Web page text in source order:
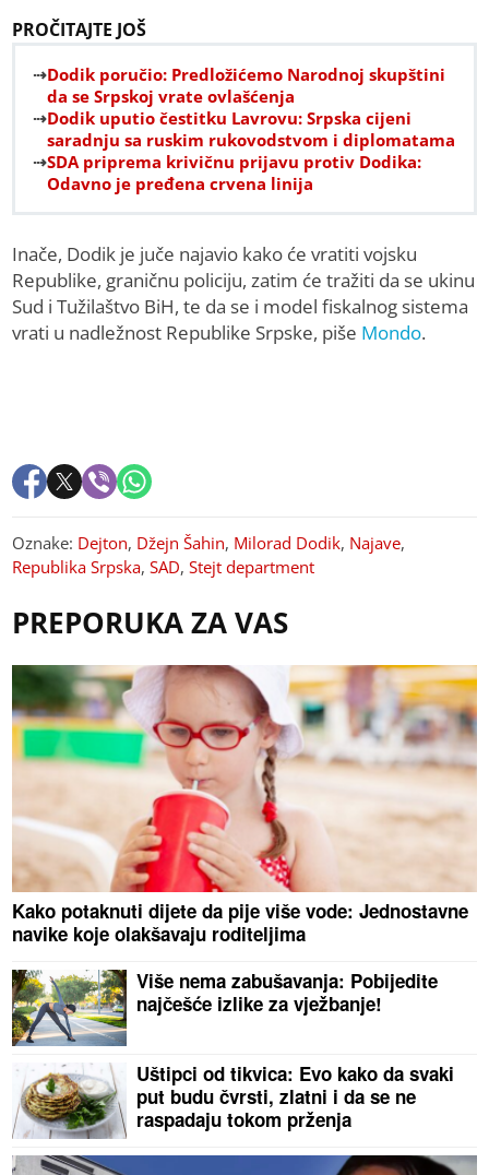
PROČITAJTE JOŠ
Dodik poručio: Predložićemo Narodnoj skupštini
da se Srpskoj vrate ovlašćenja
Dodik uputio čestitku Lavrovu: Srpska cijeni
saradnju sa ruskim rukovodstvom i diplomatama
SDA priprema krivičnu prijavu protiv Dodika:
Odavno je pređena crvena linija
Inače, Dodik je juče najavio kako će vratiti vojsku
Republike, graničnu policiju, zatim će tražiti da se ukinu
Sud i Tužilaštvo BiH, te da se i model fiskalnog sistema
vrati u nadležnost Republike Srpske, piše Mondo.
Oznake: Dejton, Džejn Šahin, Milorad Dodik, Najave,
Republika Srpska,SAD,Stejt department
PREPORUKA ZA VAS
Kako potaknuti dijete da pije više vode: Jednostavne
navike koje olakšavaju roditeljima
Više nema zabušavanja: Pobijedite
najčešće izlike za vježbanje!
Uštipci od tikvica: Evo kako da svaki
put budu čvrsti, zlatni i da se ne
raspadaju tokom prženja